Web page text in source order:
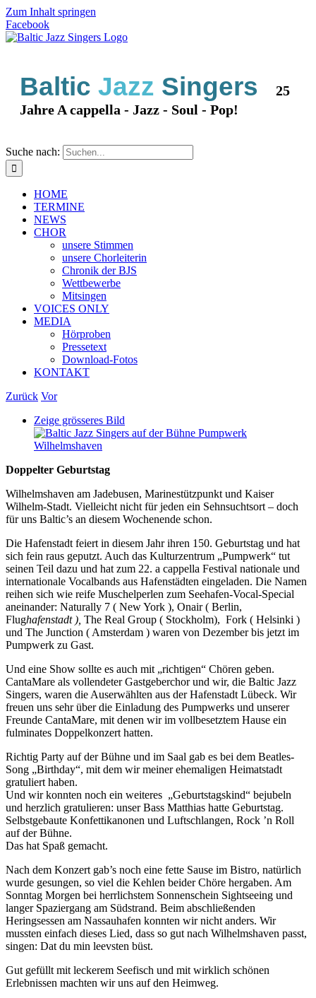
Zum Inhalt springen
Facebook
Baltic Jazz Singers 25
Jahre A cappella - Jazz - Soul - Pop!
Suche nach:
HOME
TERMINE
NEWS
CHOR
unsere Stimmen
unsere Chorleiterin
Chronik der BJS
Wettbewerbe
Mitsingen
VOICES ONLY
MEDIA
Hörproben
Pressetext
Download-Fotos
KONTAKT
Zurück Vor
Zeige grösseres Bild
Doppelter Geburtstag
Wilhelmshaven am Jadebusen, Marinestützpunkt und Kaiser
Wilhelm-Stadt. Vielleicht nicht für jeden ein Sehnsuchtsort – doch
für uns Baltic’s an diesem Wochenende schon.
Die Hafenstadt feiert in diesem Jahr ihren 150. Geburtstag und hat
sich fein raus geputzt. Auch das Kulturzentrum „Pumpwerk“ tut
seinen Teil dazu und hat zum 22. a cappella Festival nationale und
internationale Vocalbands aus Hafenstädten eingeladen. Die Namen
reihen sich wie reife Muschelperlen zum Seehafen-Vocal-Special
aneinander: Naturally 7 ( New York ), Onair ( Berlin,
Flughafenstadt ), The Real Group ( Stockholm), Fork ( Helsinki )
und The Junction ( Amsterdam ) waren von Dezember bis jetzt im
Pumpwerk zu Gast.
Und eine Show sollte es auch mit „richtigen“ Chören geben.
CantaMare als vollendeter Gastgeberchor und wir, die Baltic Jazz
Singers, waren die Auserwählten aus der Hafenstadt Lübeck. Wir
freuen uns sehr über die Einladung des Pumpwerks und unserer
Freunde CantaMare, mit denen wir im vollbesetztem Hause ein
fulminates Doppelkonzert hatten.
Richtig Party auf der Bühne und im Saal gab es bei dem Beatles-
Song „Birthday“, mit dem wir meiner ehemaligen Heimatstadt
gratuliert haben.
Und wir konnten noch ein weiteres „Geburtstagskind“ bejubeln
und herzlich gratulieren: unser Bass Matthias hatte Geburtstag.
Selbstgebaute Konfettikanonen und Luftschlangen, Rock ’n Roll
auf der Bühne.
Das hat Spaß gemacht.
Nach dem Konzert gab’s noch eine fette Sause im Bistro, natürlich
wurde gesungen, so viel die Kehlen beider Chöre hergaben. Am
Sonntag Morgen bei herrlichstem Sonnenschein Sightseeing und
langer Spaziergang am Südstrand. Beim abschließenden
Heringsessen am Nassauhafen konnten wir nicht anders. Wir
mussten einfach dieses Lied, dass so gut nach Wilhelmshaven passt,
singen: Dat du min leevsten büst.
Gut gefüllt mit leckerem Seefisch und mit wirklich schönen
Erlebnissen machten wir uns auf den Heimweg.